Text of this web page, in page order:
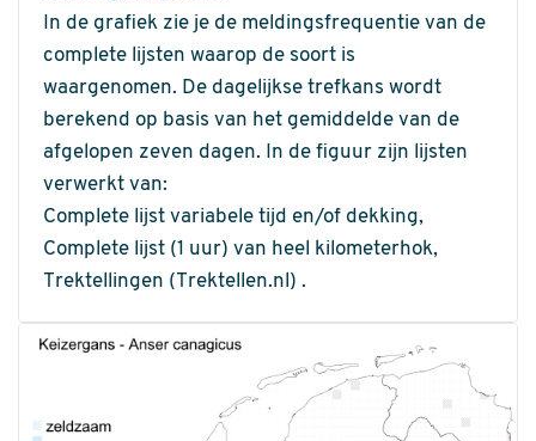
In de grafiek zie je de meldingsfrequentie van de
complete lijsten waarop de soort is
waargenomen. De dagelijkse trefkans wordt
berekend op basis van het gemiddelde van de
afgelopen zeven dagen. In de figuur zijn lijsten
verwerkt van:
Complete lijst variabele tijd en/of dekking,
Complete lijst (1 uur) van heel kilometerhok,
Trektellingen (Trektellen.nl) .